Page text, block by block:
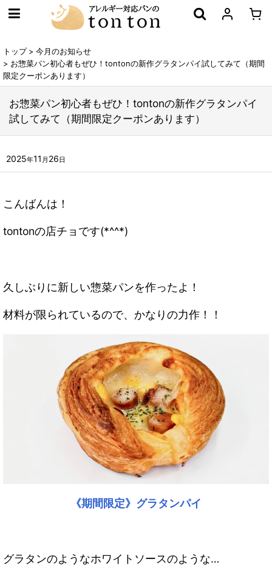
トップ > 今月のお知らせ
> お惣菜パン初心者もぜひ！tontonの新作グラタンパイ試してみて（期間
限定クーポンあります）
お惣菜パン初心者もぜひ！tontonの新作グラタンパイ
試してみて（期間限定クーポンあります）
2025年11 月 26 日
こんばんは！
tontonの店チョです(*^^*)
久しぶりに新しい惣菜パンを作ったよ！
材料が限られているので、かなりの力作！！
《期間限定》グラタンパイ
グラタンのようなホワイトソースのような…